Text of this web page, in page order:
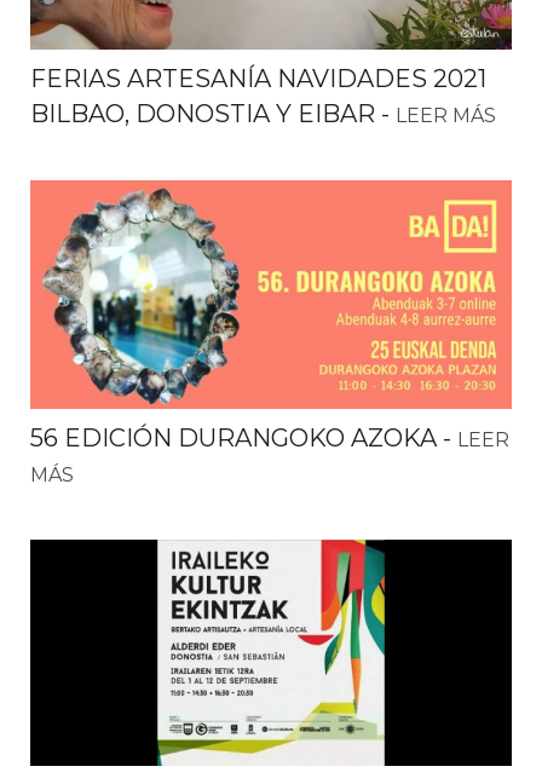
FERIAS ARTESANÍA NAVIDADES 2021
BILBAO, DONOSTIA Y EIBAR - LEER MÁS
56 EDICIÓN DURANGOKO AZOKA - LEER
MÁS